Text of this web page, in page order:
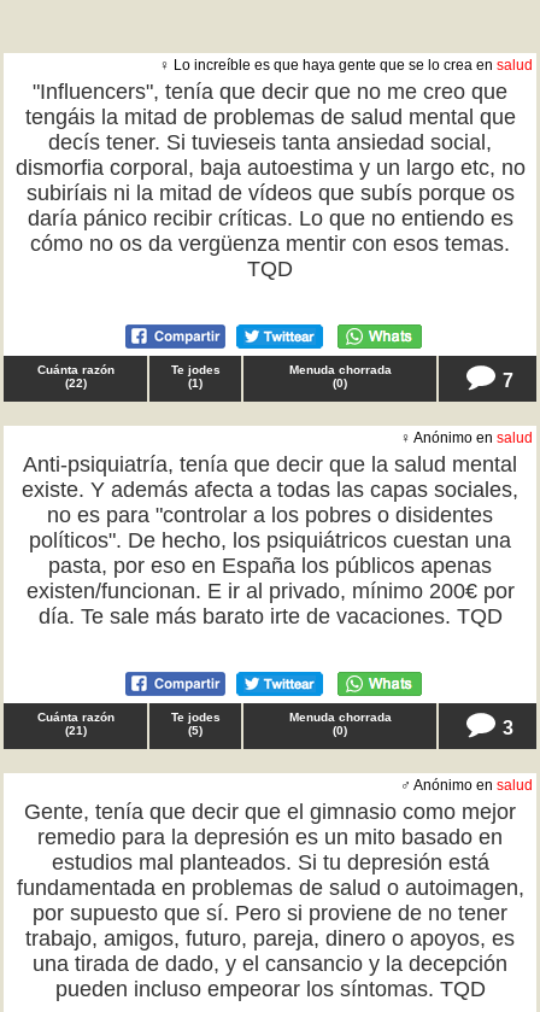
♀ Lo increíble es que haya gente que se lo crea en salud
"Influencers", tenía que decir que no me creo que
tengáis la mitad de problemas de salud mental que
decís tener. Si tuvieseis tanta ansiedad social,
dismorfia corporal, baja autoestima y un largo etc, no
subiríais ni la mitad de vídeos que subís porque os
daría pánico recibir críticas. Lo que no entiendo es
cómo no os da vergüenza mentir con esos temas.
TQD
Cuánta razón
(22)
Te jodes
(1)
Menuda chorrada
(0) 7
♀ Anónimo en salud
Anti-psiquiatría, tenía que decir que la salud mental
existe. Y además afecta a todas las capas sociales,
no es para "controlar a los pobres o disidentes
políticos". De hecho, los psiquiátricos cuestan una
pasta, por eso en España los públicos apenas
existen/funcionan. E ir al privado, mínimo 200€ por
día. Te sale más barato irte de vacaciones. TQD
Cuánta razón
(21)
Te jodes
(5)
Menuda chorrada
(0) 3
♂ Anónimo en salud
Gente, tenía que decir que el gimnasio como mejor
remedio para la depresión es un mito basado en
estudios mal planteados. Si tu depresión está
fundamentada en problemas de salud o autoimagen,
por supuesto que sí. Pero si proviene de no tener
trabajo, amigos, futuro, pareja, dinero o apoyos, es
una tirada de dado, y el cansancio y la decepción
pueden incluso empeorar los síntomas. TQD